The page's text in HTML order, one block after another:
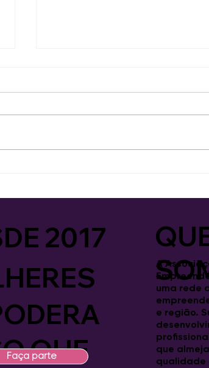
2017
QUE
Faça parte
A
uma rede
e região.
que
qualidade